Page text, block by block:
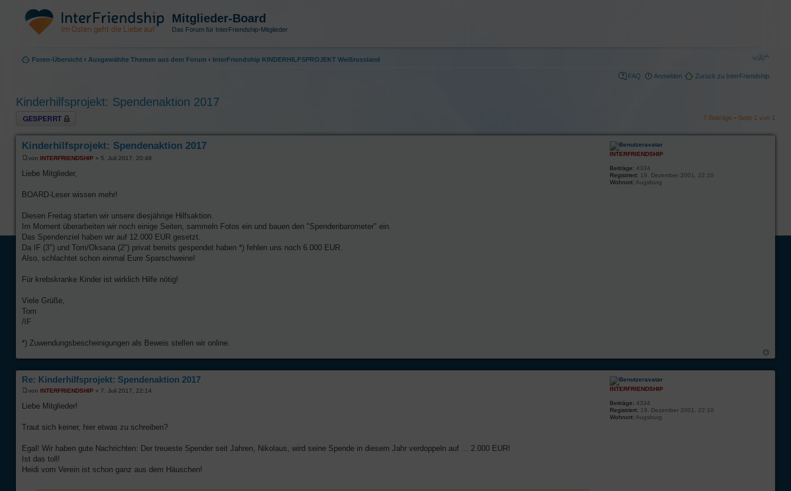
Mitglieder-Board
Das Forum für InterFriendship-Mitglieder
Foren-Übersicht ‹ Ausgewählte Themen aus dem Forum ‹ InterFriendship KINDERHILFSPROJEKT Weißrussland
FAQ Anmelden Zurück zu InterFriendship
Kinderhilfsprojekt: Spendenaktion 2017
Thema gesperrt 7 Beiträge • Seite 1 von 1
Kinderhilfsprojekt: Spendenaktion 2017
von INTERFRIENDSHIP » 5. Juli 2017, 20:48
Liebe Mitglieder,
BOARD-Leser wissen mehr!
Diesen Freitag starten wir unsere diesjährige Hilfsaktion.
Im Moment überarbeiten wir noch einige Seiten, sammeln Fotos ein und bauen den "Spendenbarometer" ein.
Das Spendenziel haben wir auf 12.000 EUR gesetzt.
Da IF (3") und Tom/Oksana (2") privat bereits gespendet haben *) fehlen uns noch 6.000 EUR.
Also, schlachtet schon einmal Eure Sparschweine!
Für krebskranke Kinder ist wirklich Hilfe nötig!
Viele Grüße,
Tom
/IF
*) Zuwendungsbescheinigungen als Beweis stellen wir online.
INTERFRIENDSHIP
Beiträge: 4334
Registriert: 19. Dezember 2001, 22:10
Wohnort: Augsburg
Re: Kinderhilfsprojekt: Spendenaktion 2017
von INTERFRIENDSHIP » 7. Juli 2017, 22:14
Liebe Mitglieder!
Traut sich keiner, hier etwas zu schreiben?
Egal! Wir haben gute Nachrichten: Der treueste Spender seit Jahren, Nikolaus, wird seine Spende in diesem Jahr verdoppeln auf ... 2.000 EUR!
Ist das toll!
Heidi vom Verein ist schon ganz aus dem Häuschen!
INTERFRIENDSHIP
Beiträge: 4334
Registriert: 19. Dezember 2001, 22:10
Wohnort: Augsburg